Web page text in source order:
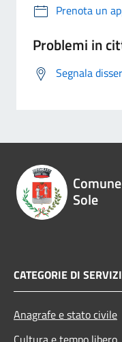
Prenota un
Problemi in
Segnala
Sole
CATEGORIE DI
Anagrafe e stato civile